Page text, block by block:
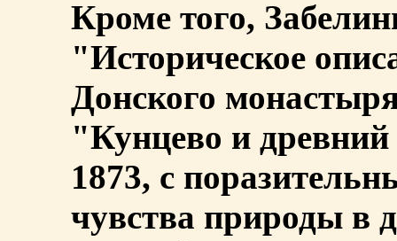
Кроме того,
"Историческое
Донского
"Кунцево и
1873, с
чувства природы в